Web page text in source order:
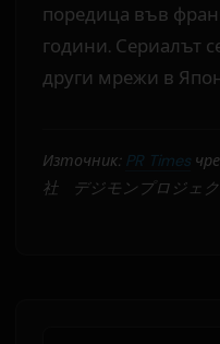
поредица във
години. Сериалът
други мрежи в
Източник: PR Times
社 デジモンプロジェク